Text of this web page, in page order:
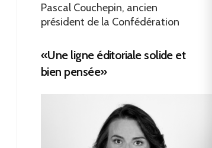
Pascal Couchepin, ancien
président de la Confédération
«Une ligne éditoriale solide et
bien pensée»